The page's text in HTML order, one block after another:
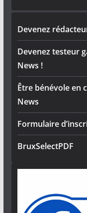
Devenez
Devenez testeur
News !
Être bénévole en
News
Formulaire
BruxSelectPDF